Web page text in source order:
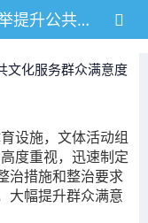
德阳市罗江区文广旅局多措并举提升公共文化服务群众满意度
文化服务群众满意度
设施，文体活动组
度重视，迅速制定
治措施和整治要求
大幅提升群众满意